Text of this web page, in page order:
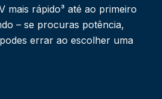
mais rápido³ até ao primeiro
– se procuras potência,
errar ao escolher uma